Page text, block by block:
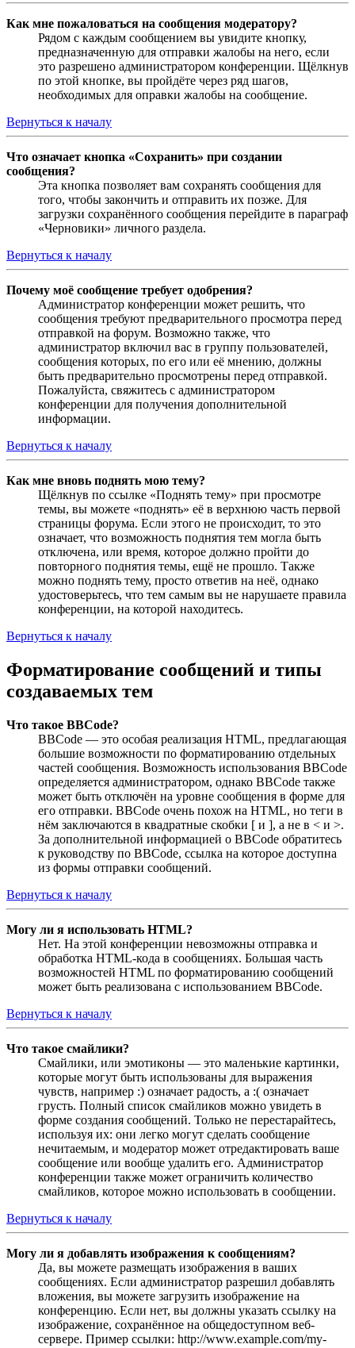
Как мне пожаловаться на сообщения модератору?
Рядом с каждым сообщением вы увидите кнопку,
предназначенную для отправки жалобы на него, если
это разрешено администратором конференции. Щёлкнув
по этой кнопке, вы пройдёте через ряд шагов,
необходимых для оправки жалобы на сообщение.
Вернуться к началу
Что означает кнопка «Сохранить» при создании
сообщения?
Эта кнопка позволяет вам сохранять сообщения для
того, чтобы закончить и отправить их позже. Для
загрузки сохранённого сообщения перейдите в параграф
«Черновики» личного раздела.
Вернуться к началу
Почему моё сообщение требует одобрения?
Администратор конференции может решить, что
сообщения требуют предварительного просмотра перед
отправкой на форум. Возможно также, что
администратор включил вас в группу пользователей,
сообщения которых, по его или её мнению, должны
быть предварительно просмотрены перед отправкой.
Пожалуйста, свяжитесь с администратором
конференции для получения дополнительной
информации.
Вернуться к началу
Как мне вновь поднять мою тему?
Щёлкнув по ссылке «Поднять тему» при просмотре
темы, вы можете «поднять» её в верхнюю часть первой
страницы форума. Если этого не происходит, то это
означает, что возможность поднятия тем могла быть
отключена, или время, которое должно пройти до
повторного поднятия темы, ещё не прошло. Также
можно поднять тему, просто ответив на неё, однако
удостоверьтесь, что тем самым вы не нарушаете правила
конференции, на которой находитесь.
Вернуться к началу
Форматирование сообщений и типы
создаваемых тем
Что такое BBCode?
BBCode — это особая реализация HTML, предлагающая
большие возможности по форматированию отдельных
частей сообщения. Возможность использования BBCode
определяется администратором, однако BBCode также
может быть отключён на уровне сообщения в форме для
его отправки. BBCode очень похож на HTML, но теги в
нём заключаются в квадратные скобки [ и ], а не в < и >.
За дополнительной информацией о BBCode обратитесь
к руководству по BBCode, ссылка на которое доступна
из формы отправки сообщений.
Вернуться к началу
Могу ли я использовать HTML?
Нет. На этой конференции невозможны отправка и
обработка HTML-кода в сообщениях. Большая часть
возможностей HTML по форматированию сообщений
может быть реализована с использованием BBCode.
Вернуться к началу
Что такое смайлики?
Смайлики, или эмотиконы — это маленькие картинки,
которые могут быть использованы для выражения
чувств, например :) означает радость, а :( означает
грусть. Полный список смайликов можно увидеть в
форме создания сообщений. Только не перестарайтесь,
используя их: они легко могут сделать сообщение
нечитаемым, и модератор может отредактировать ваше
сообщение или вообще удалить его. Администратор
конференции также может ограничить количество
смайликов, которое можно использовать в сообщении.
Вернуться к началу
Могу ли я добавлять изображения к сообщениям?
Да, вы можете размещать изображения в ваших
сообщениях. Если администратор разрешил добавлять
вложения, вы можете загрузить изображение на
конференцию. Если нет, вы должны указать ссылку на
изображение, сохранённое на общедоступном веб-
сервере. Пример ссылки: http://www.example.com/my-